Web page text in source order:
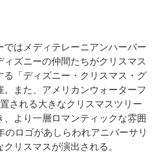
はメディテレーニアンハーバー
ィズニーの仲間たちがクリスマス
る「ディズニー・クリスマス・グ
。また、アメリカンウォーターフ
される大きなクリスマスツリー
、より一層ロマンティックな雰囲
のロゴがあしらわれアニバーサリ
リスマスが演出される。